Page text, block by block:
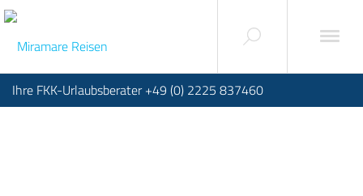
Ihre FKK-Urlaubsberater +49 (0) 2225 837460